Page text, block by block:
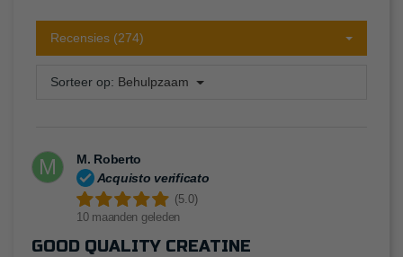
Recensies (274)
Sorteer op: Behulpzaam
M
M. Roberto
Acquisto verificato
(5.0)
10 maanden geleden
GOOD QUALITY CREATINE